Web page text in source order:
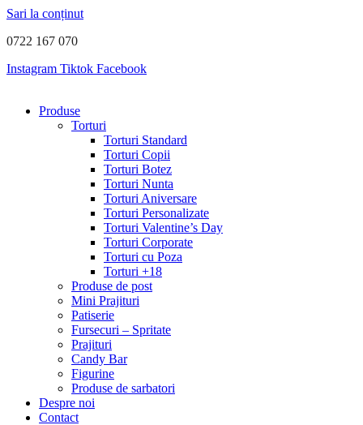
Sari la conținut
0722 167 070
Instagram Tiktok Facebook
Produse
Torturi
Torturi Standard
Torturi Copii
Torturi Botez
Torturi Nunta
Torturi Aniversare
Torturi Personalizate
Torturi Valentine’s Day
Torturi Corporate
Torturi cu Poza
Torturi +18
Produse de post
Mini Prajituri
Patiserie
Fursecuri – Spritate
Prajituri
Candy Bar
Figurine
Produse de sarbatori
Despre noi
Contact